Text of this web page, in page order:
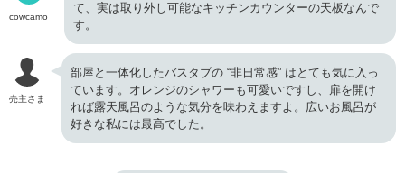
cowcamo
て、実は取り外し可能なキッチンカウンターの天板なんで
す。
売主さま
部屋と一体化したバスタブの “非日常感” はとても気に入っ
ています。オレンジのシャワーも可愛いですし、扉を開け
れば露天風呂のような気分を味わえますよ。広いお風呂が
好きな私には最高でした。